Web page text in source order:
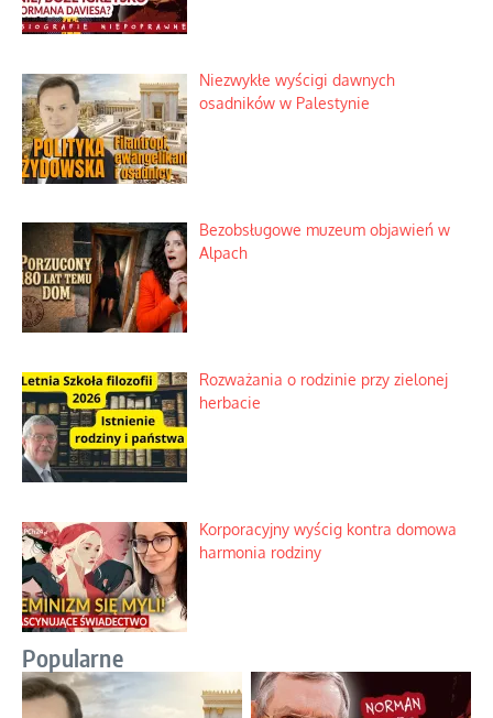
Niezwykłe wyścigi dawnych
osadników w Palestynie
Bezobsługowe muzeum objawień w
Alpach
Rozważania o rodzinie przy zielonej
herbacie
Korporacyjny wyścig kontra domowa
harmonia rodziny
Popularne